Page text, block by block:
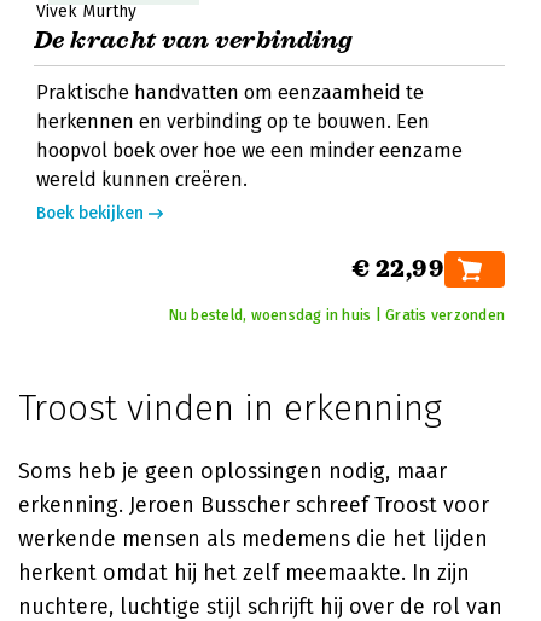
Vivek Murthy
De kracht van verbinding
Praktische handvatten om eenzaamheid te
herkennen en verbinding op te bouwen. Een
hoopvol boek over hoe we een minder eenzame
wereld kunnen creëren.
Boek bekijken
€ 22,99
Nu besteld, woensdag in huis | Gratis verzonden
Troost vinden in erkenning
Soms heb je geen oplossingen nodig, maar
erkenning. Jeroen Busscher schreef Troost voor
werkende mensen als medemens die het lijden
herkent omdat hij het zelf meemaakte. In zijn
nuchtere, luchtige stijl schrijft hij over de rol van